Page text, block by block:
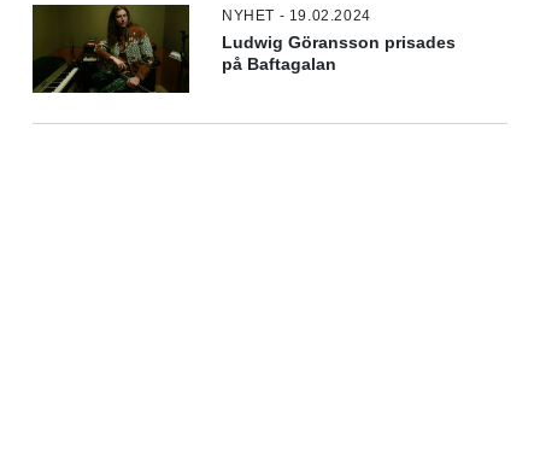
NYHET - 19.02.2024
Ludwig Göransson prisades
på Baftagalan